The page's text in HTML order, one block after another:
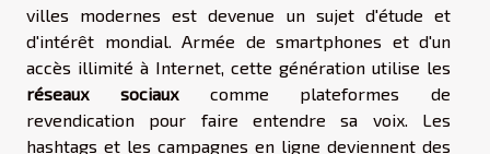
villes modernes est devenue un sujet d'étude et
d'intérêt mondial. Armée de smartphones et d'un
accès illimité à Internet, cette génération utilise les
réseaux sociauxcomme plateformes de
revendication pour faire entendre sa voix. Les
hashtags et les campagnes en ligne deviennent des